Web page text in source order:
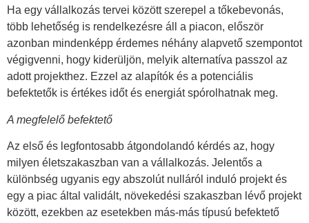
Ha egy vállalkozás tervei között szerepel a tőkebevonás,
több lehetőség is rendelkezésre áll a piacon, először
azonban mindenképp érdemes néhány alapvető szempontot
végigvenni, hogy kiderüljön, melyik alternatíva passzol az
adott projekthez. Ezzel az alapítók és a potenciális
befektetők is értékes időt és energiát spórolhatnak meg.
A megfelelő befektető
Az első és legfontosabb átgondolandó kérdés az, hogy
milyen életszakaszban van a vállalkozás. Jelentős a
különbség ugyanis egy abszolút nulláról induló projekt és
egy a piac által validált, növekedési szakaszban lévő projekt
között, ezekben az esetekben más-más típusú befektető